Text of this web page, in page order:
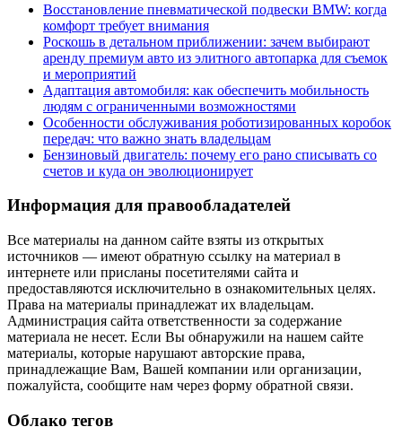
Восстановление пневматической подвески BMW: когда
комфорт требует внимания
Роскошь в детальном приближении: зачем выбирают
аренду премиум авто из элитного автопарка для съемок
и мероприятий
Адаптация автомобиля: как обеспечить мобильность
людям с ограниченными возможностями
Особенности обслуживания роботизированных коробок
передач: что важно знать владельцам
Бензиновый двигатель: почему его рано списывать со
счетов и куда он эволюционирует
Информация для правообладателей
Все материалы на данном сайте взяты из открытых
источников — имеют обратную ссылку на материал в
интернете или присланы посетителями сайта и
предоставляются исключительно в ознакомительных целях.
Права на материалы принадлежат их владельцам.
Администрация сайта ответственности за содержание
материала не несет. Если Вы обнаружили на нашем сайте
материалы, которые нарушают авторские права,
принадлежащие Вам, Вашей компании или организации,
пожалуйста, сообщите нам через форму обратной связи.
Облако тегов